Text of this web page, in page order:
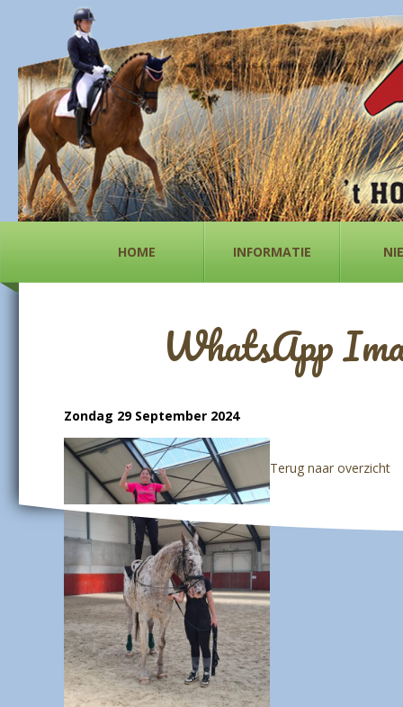
HOME INFORMATIE
WhatsApp
Zondag 29 September 2024
Terug naar overzicht